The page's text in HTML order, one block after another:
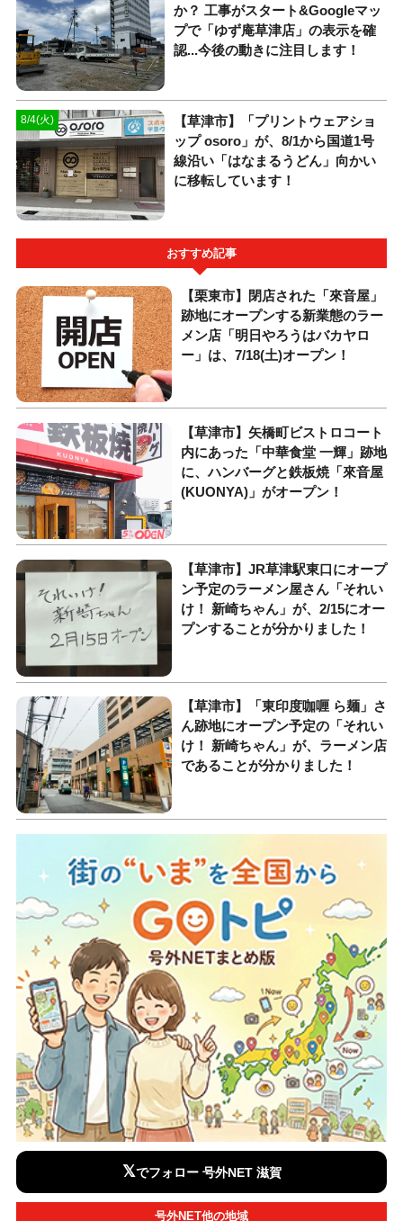
か？ 工事がスタート&Googleマッ
プで「ゆず庵草津店」の表示を確
認...今後の動きに注目します！
8/4(火)
【草津市】「プリントウェアショ
ップ osoro」が、8/1から国道1号
線沿い「はなまるうどん」向かい
に移転しています！
おすすめ記事
【栗東市】閉店された「來音屋」
跡地にオープンする新業態のラー
メン店「明日やろうはバカヤロ
ー」は、7/18(土)オープン！
【草津市】矢橋町ビストロコート
内にあった「中華食堂 一輝」跡地
に、ハンバーグと鉄板焼「來音屋
(KUONYA)」がオープン！
【草津市】JR草津駅東口にオープ
ン予定のラーメン屋さん「それい
け！ 新崎ちゃん」が、2/15にオー
プンすることが分かりました！
【草津市】「東印度咖喱 ら麺」さ
ん跡地にオープン予定の「それい
け！ 新崎ちゃん」が、ラーメン店
であることが分かりました！
𝕏でフォロー 号外NET 滋賀
号外NET他の地域